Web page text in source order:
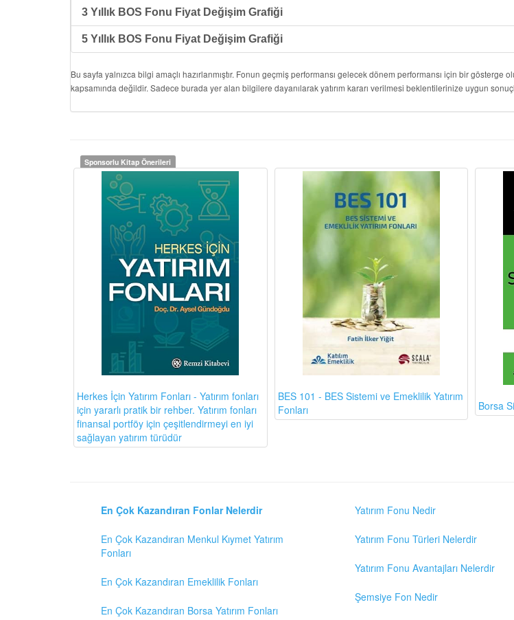
3 Yıllık BOS Fonu Fiyat Değişim Grafiği
5 Yıllık BOS Fonu Fiyat Değişim Grafiği
Bu sayfa yalnızca bilgi amaçlı hazırlanmıştır. Fonun geçmiş performansı gelecek dönem performansı için bir gösterge
kapsamında değildir. Sadece burada yer alan bilgilere dayanılarak yatırım kararı verilmesi beklentilerinize uygun
Sponsorlu Kitap Önerileri
Herkes İçin Yatırım Fonları - Yatırım fonları
için yararlı pratik bir rehber. Yatırım fonları
finansal portföy için çeşitlendirmeyi en iyi
sağlayan yatırım türüdür
BES 101 - BES Sistemi ve Emeklilik Yatırım
Fonları
Borsa
En Çok Kazandıran Fonlar Nelerdir
En Çok Kazandıran Menkul Kıymet Yatırım
Fonları
En Çok Kazandıran Emeklilik Fonları
En Çok Kazandıran Borsa Yatırım Fonları
Yatırım Fonu Nedir
Yatırım Fonu Türleri Nelerdir
Yatırım Fonu Avantajları Nelerdir
Şemsiye Fon Nedir